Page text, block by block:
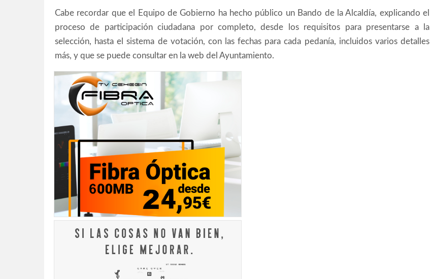
Cabe recordar que el Equipo de Gobierno ha hecho público un Bando de la Alcaldía, explicando el
proceso de participación ciudadana por completo, desde los requisitos para presentarse a la
selección, hasta el sistema de votación, con las fechas para cada pedanía, incluidos varios detalles
más, y que se puede consultar en la web del Ayuntamiento.